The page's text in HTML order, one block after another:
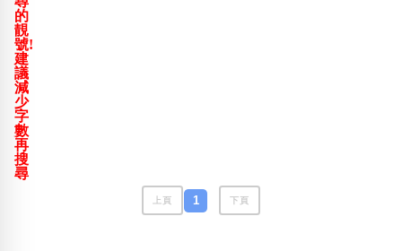
清除全部分類
的
靚
號!
建
議
減
少
字
數
再
搜
尋
上頁 1 下頁